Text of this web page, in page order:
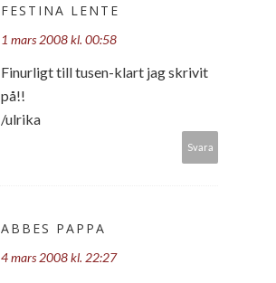
FESTINA LENTE
1 mars 2008 kl. 00:58
Finurligt till tusen-klart jag skrivit
på!!
/ulrika
Svara
ABBES PAPPA
4 mars 2008 kl. 22:27